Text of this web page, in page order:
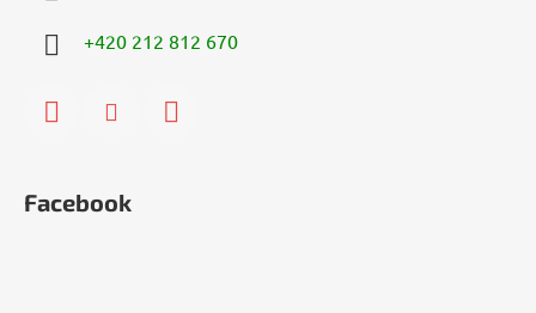
+420 212 812 670
Facebook